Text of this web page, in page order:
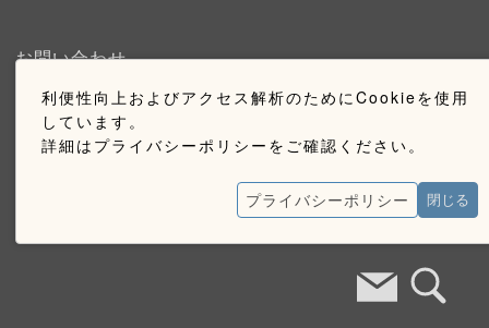
利便性向上およびアクセス解析のためにCookieを使用
しています。
詳細はプライバシーポリシーをご確認ください。
プライバシーポリシー 閉じる
お問い合わせ
採用情報
お問い合わせ